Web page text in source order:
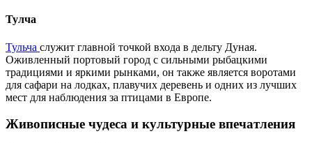
Тулча
Тульча служит главной точкой входа в дельту Дуная.
Оживленный портовый город с сильными рыбацкими
традициями и яркими рынками, он также является воротами
для сафари на лодках, плавучих деревень и одних из лучших
мест для наблюдения за птицами в Европе.
Живописные чудеса и культурные впечатления